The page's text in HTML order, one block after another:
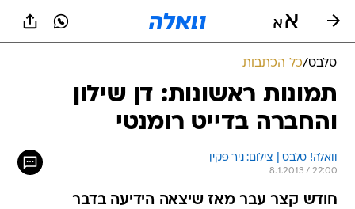
סלבס/כל הכתבות
תמונות ראשונות: דן שילון
והחברה בדייט רומנטי
וואלה! סלבס | צילום: ניר פקין
8.1.2013 / 22:00
חודש קצר עבר מאז שיצאה הידיעה בדבר